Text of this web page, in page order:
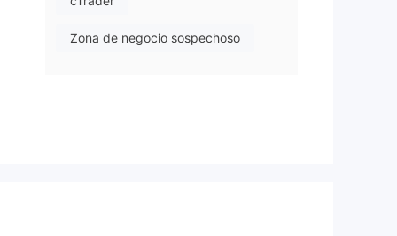
Zona de negocio sospechoso